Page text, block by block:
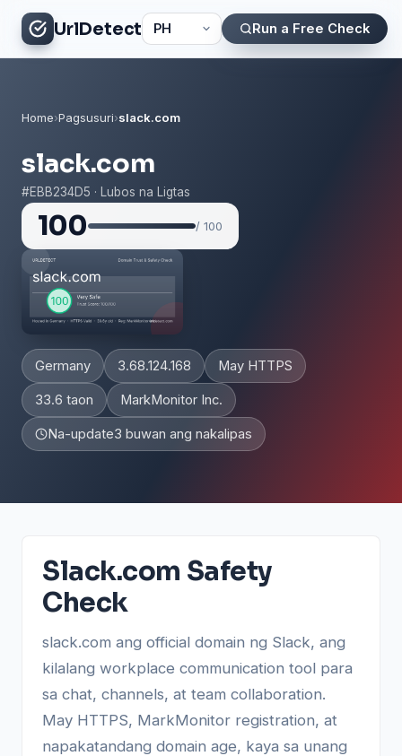
UrlDetect Run a Free Check
Home›Pagsusuri›slack.com
slack.com
#EBB234D5 · Lubos na Ligtas
100 / 100
Germany 3.68.124.168 May HTTPS
33.6 taon MarkMonitor Inc.
Na-update3 buwan ang nakalipas
Slack.com Safety
Check
slack.com ang official domain ng Slack, ang
kilalang workplace communication tool para
sa chat, channels, at team collaboration.
May HTTPS, MarkMonitor registration, at
napakatandang domain age, kaya sa unang